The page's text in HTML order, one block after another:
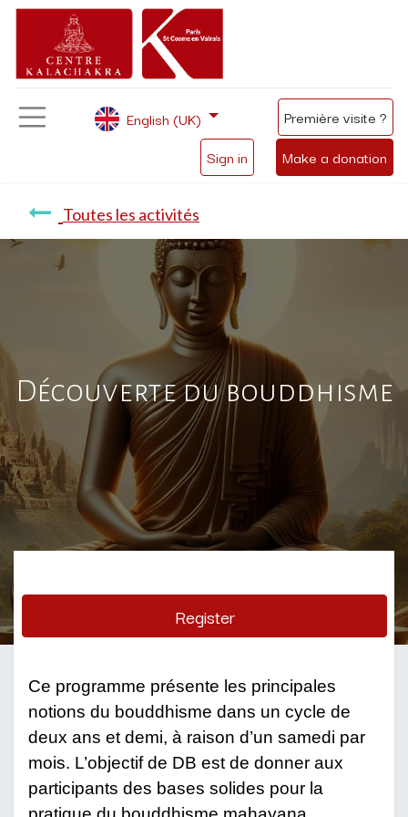
Sign in Make a donation
English (UK) Première visite ?
Toutes les activités
Découverte du bouddhisme
Register
Ce programme présente les principales
notions du bouddhisme dans un cycle de
deux ans et demi, à raison d’un samedi par
mois. L’objectif de DB est de donner aux
participants des bases solides pour la